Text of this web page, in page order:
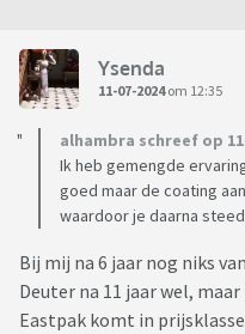
Ysenda
11-07-2024om 12:35
alhambra schreef op
Ik heb gemengde
goed maar de coating
waardoor je daarna
Bij mij na 6 jaar nog niks
Deuter na 11 jaar wel,
Eastpak komt in